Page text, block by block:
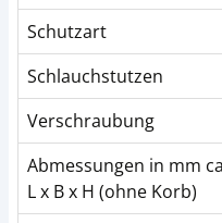
Schutzart
Schlauchstutzen
Verschraubung
Abmessungen in mm
L x B x H (ohne Korb)